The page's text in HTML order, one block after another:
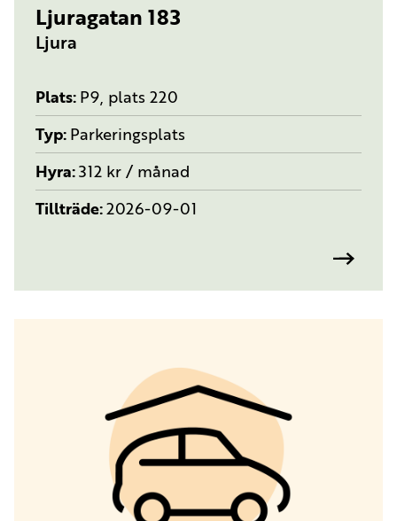
Ljuragatan 183
Ljura
Plats P9, plats 220
Typ Parkeringsplats
Hyra 312 kr / månad
Tillträde 2026-09-01